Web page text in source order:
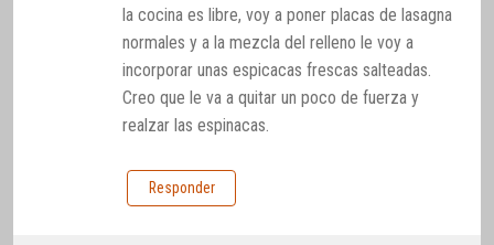
la cocina es libre, voy a poner placas de lasagna
normales y a la mezcla del relleno le voy a
incorporar unas espicacas frescas salteadas.
Creo que le va a quitar un poco de fuerza y
realzar las espinacas.
Responder